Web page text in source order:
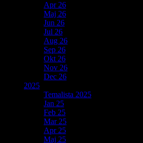
Apr 26
Maj 26
Jun 26
Jul 26
Aug 26
Sep 26
Okt 26
Nov 26
Dec 26
2025
Temalista 2025
Jan 25
Feb 25
Mar 25
Apr 25
Maj 25